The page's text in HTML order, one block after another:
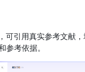
可引用真实参考文献
参考依据。